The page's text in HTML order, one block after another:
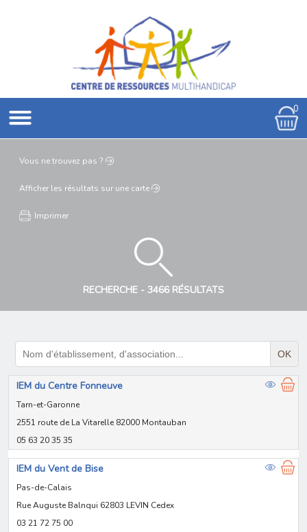
0
Vous netrouvez pas ?
Afficher les résultats sur une carte
Imprimer
RECHERCHE - 3466 RÉSULTATS
OK
IEM du Centre Fonneuve
Tarn-et-Garonne
2551 route de La Vitarelle 82000 Montauban
05 63 20 35 35
IEM du Vent de Bise
Pas-de-Calais
Rue Auguste Balnqui 62803 LEVIN Cedex
03 21 72 75 00